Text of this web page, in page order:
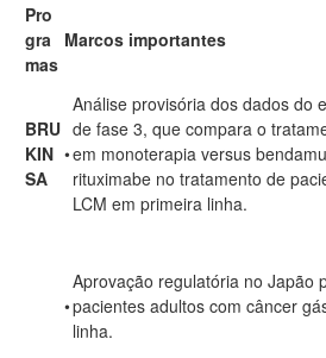
Pro
gra
mas
Marcos importantes
BRU
KIN
SA
•
Análise provisória dos dados do
de fase 3, que compara o
em monoterapia versus
rituximabe no tratamento de
LCM em primeira linha.
•
Aprovação regulatória no Japão
pacientes adultos com câncer
linha.